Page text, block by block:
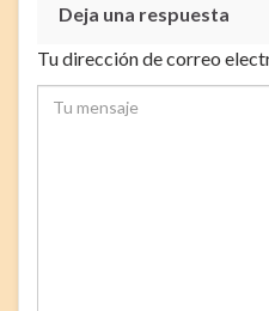
Deja una respuesta
Tu dirección de correo